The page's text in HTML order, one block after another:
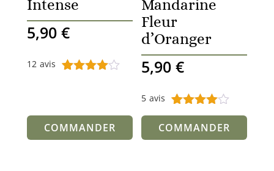
Intense
5,90 €
12 avis
sur
notations
COMMANDER
Mandarine
Fleur
d’Oranger
5,90 €
5 avis
Noté4.80
sur 5
5
COMMANDER